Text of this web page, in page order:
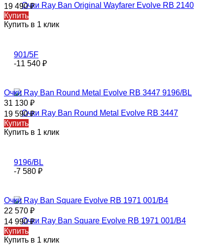
19 490₽
Купить
Купить в 1 клик
-11 540 ₽
Очки Ray Ban Round Metal Evolve RB 3447 9196/BL
31 130 ₽
19 590₽
Купить
Купить в 1 клик
-7 580 ₽
Очки Ray Ban Square Evolve RB 1971 001/B4
22 570 ₽
14 990₽
Купить
Купить в 1 клик